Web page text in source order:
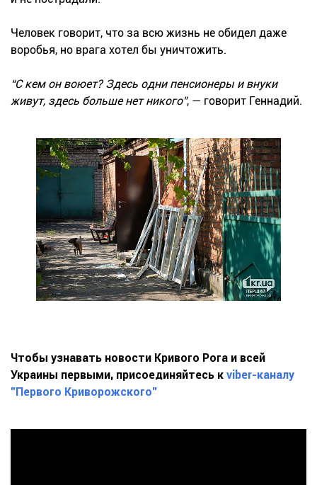
Человек говорит, что за всю жизнь не обидел даже
воробья, но врага хотел бы уничтожить.
“С кем он воюет? Здесь одни пенсионеры и внуки
живут, здесь больше нет никого”, — говорит Геннадий.
Чтобы узнавать новости Кривого Рога и всей
Украины первыми, присоединяйтесь к viber-каналу
"Первого Криворожского"